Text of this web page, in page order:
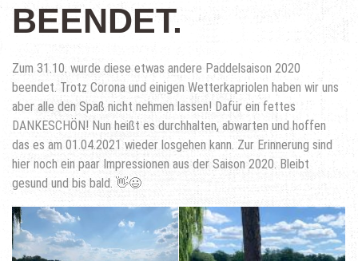
BEENDET.
Zum 31.10. wurde diese etwas andere Paddelsaison 2020
beendet. Trotz Corona und einigen Wetterkapriolen haben wir uns
aber alle den Spaß nicht nehmen lassen! Dafür ein fettes
DANKESCHÖN! Nun heißt es durchhalten, abwarten und hoffen
das es am 01.04.2021 wieder losgehen kann. Zur Erinnerung sind
hier noch ein paar Impressionen aus der Saison 2020. Bleibt
gesund und bis bald. 👋😃